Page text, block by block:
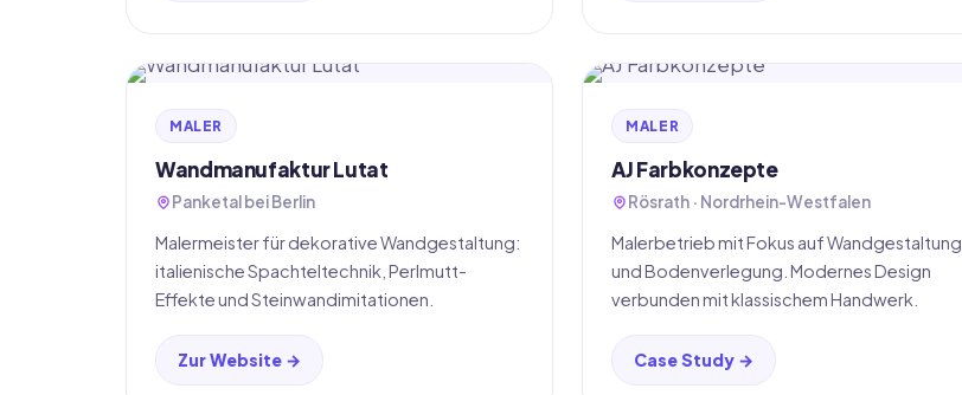
MALER
Wandmanufaktur Lutat
Panketal bei Berlin
Malermeister für dekorative Wandgestaltung:
italienische Spachteltechnik, Perlmutt-
Effekte und Steinwandimitationen.
Zur Website →
MALER
AJ Farbkonzepte
Rösrath · Nordrhein-Westfalen
Malerbetrieb mit Fokus auf Wandgestaltung
und Bodenverlegung. Modernes Design
verbunden mit klassischem Handwerk.
Case Study →